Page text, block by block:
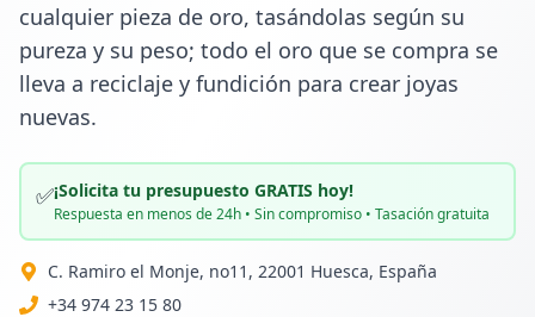
cualquier pieza de oro, tasándolas según su
pureza y su peso; todo el oro que se compra se
lleva a reciclaje y fundición para crear joyas
nuevas.
✅¡Solicita tu presupuesto GRATIS hoy!
Respuesta en menos de 24h • Sin compromiso • Tasación gratuita
C. Ramiro el Monje, no11, 22001 Huesca, España
+34 974 23 15 80